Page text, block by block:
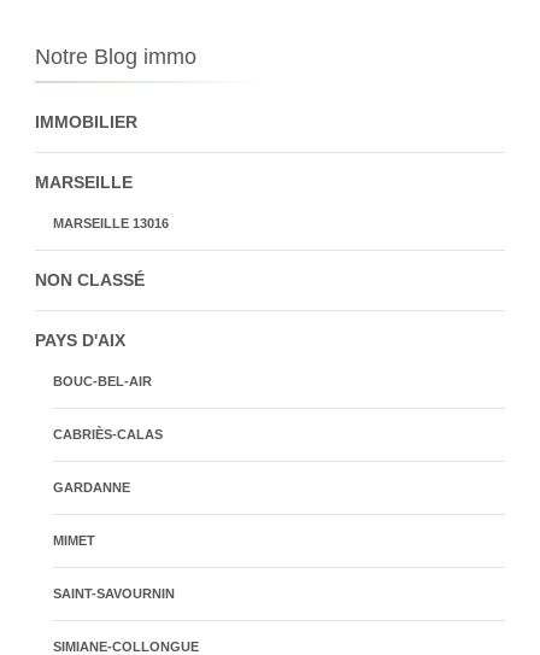
Notre Blog immo
IMMOBILIER
MARSEILLE
MARSEILLE 13016
NON CLASSÉ
PAYS D'AIX
BOUC-BEL-AIR
CABRIÈS-CALAS
GARDANNE
MIMET
SAINT-SAVOURNIN
SIMIANE-COLLONGUE